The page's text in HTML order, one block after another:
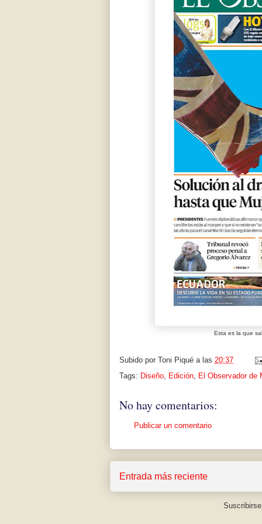
Esta es la que
Subido por Toni Piqué a las 20:37
Tags: Diseño, Edición, El Observador de
No hay comentarios:
Publicar un comentario
Entrada más reciente